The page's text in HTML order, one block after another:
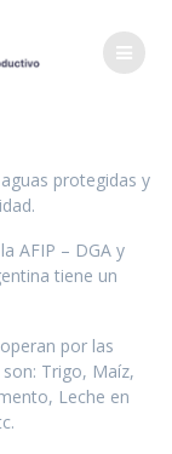
protegidas y
AFIP – DGA y
tiene un
por las
Trigo, Maíz,
Leche en